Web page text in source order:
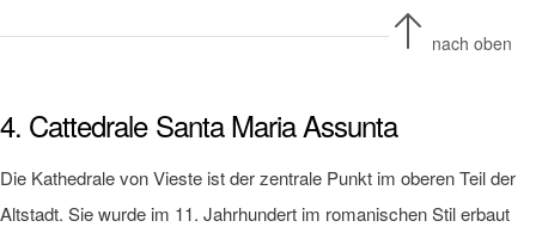
nach oben
4. Cattedrale Santa Maria Assunta
Die Kathedrale von Vieste ist der zentrale Punkt im oberen Teil der
Altstadt. Sie wurde im 11. Jahrhundert im romanischen Stil erbaut